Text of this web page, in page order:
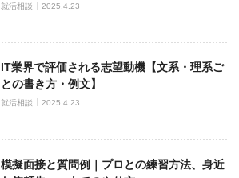
就活相談 2025.4.23
IT業界で評価される志望動機【文系・理系ご
との書き方・例文】
就活相談 2025.4.23
模擬面接と質問例｜プロとの練習方法、身近